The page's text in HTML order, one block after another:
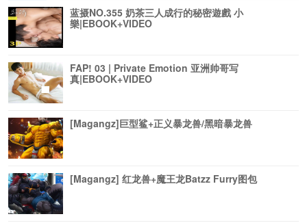
蓝摄NO.355 奶茶三人成行的秘密遊戲 小
樂|EBOOK+VIDEO
FAP! 03 | Private Emotion 亚洲帅哥写
真|EBOOK+VIDEO
[Magangz]巨型鲨+正义暴龙兽/黑暗暴龙兽
[Magangz] 红龙兽+魔王龙Batzz Furry图包